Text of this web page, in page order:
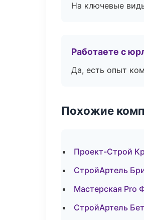
На ключевые
Работаете с
Да, есть опыт
Похожие
Проект-Строй
СтройАртель
Мастерская Pro
СтройАртель